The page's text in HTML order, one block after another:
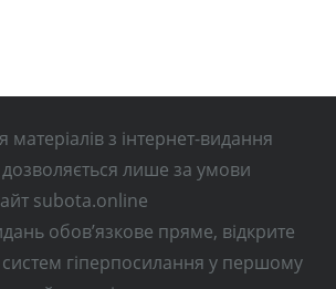
з інтернет-видання
лише за умови
subota.online
обов’язкове пряме, відкрите
гіперпосилання у першому